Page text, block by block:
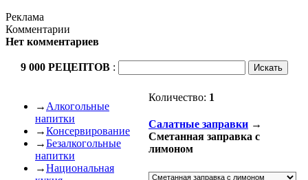
Реклама
Комментарии
Нет комментариев
9 000 РЕЦЕПТОВ :
→ Алкогольные
напитки
→Консервирование
→Безалкогольные
напитки
→Национальная
Количество: 1
Салатные заправки →
Сметанная заправка с
лимоном